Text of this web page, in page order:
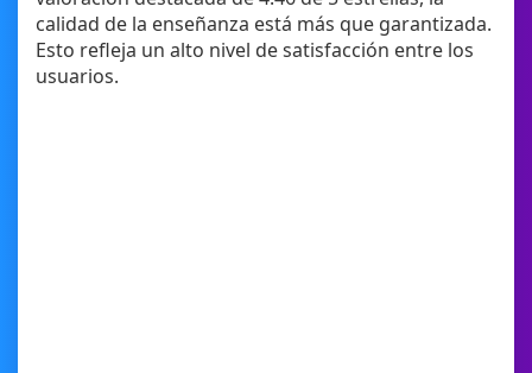
calidad de la enseñanza está más que garantizada.
Esto refleja un alto nivel de satisfacción entre los
usuarios.